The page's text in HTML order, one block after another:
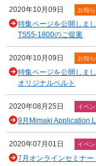
2020年10月09日 お知
特集ページを公開しま
TS55-1800のご提案
2020年10月09日 お知
特集ページを公開しま
オリジナルベルト
2020年08月25日 イベン
9月Mimaki Application
2020年07月01日 イベン
7月オンラインセミナ